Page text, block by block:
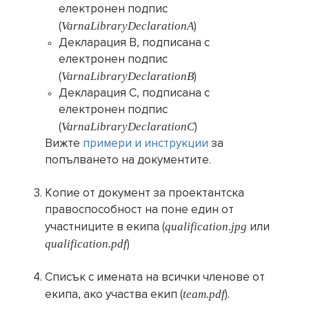
електронен подпис
(VarnaLibraryDeclarationA)
Декларация B, подписана с
електронен подпис
(VarnaLibraryDeclarationB)
Декларация C, подписана с
електронен подпис
(VarnaLibraryDeclarationC)
Вижте примери и инструкции за
попълването на документите.
Копие от документ за проектантска
правоспособност на поне един от
участниците в екипа (qualification.jpg или
qualification.pdf)
Списък с имената на всички членове от
екипа, ако участва екип (team.pdf).